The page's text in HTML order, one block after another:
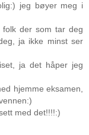
jeg bøyer meg i
der som tar deg
ja ikke minst ser
ja det håper jeg
hjemme eksamen,
med det!!!!:)